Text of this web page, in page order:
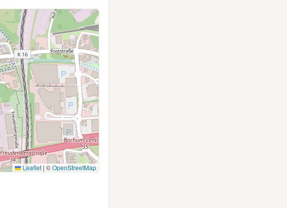
Leaflet | ©OpenStreetMap